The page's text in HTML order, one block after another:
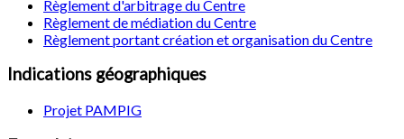
Règlement d'arbitrage du Centre
Règlement de médiation du Centre
Règlement portant création et organisation du Centre
Indications géographiques
Projet PAMPIG